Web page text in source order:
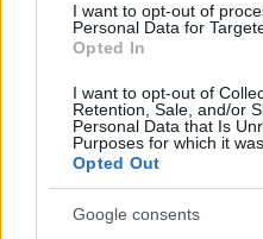
I want to opt-out of
Personal Data for
Opted In
I want to opt-out of
Retention, Sale, and/or
Personal Data that Is
Purposes for which it
Opted Out
Google consents
Iráni
Európában:
felébrednek